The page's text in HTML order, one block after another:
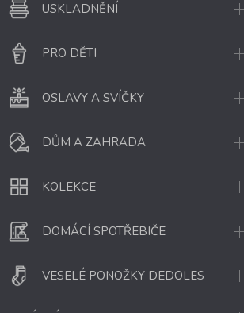
USKLADNĚNÍ
PRO DĚTI
OSLAVY A SVÍČKY
DŮM A ZAHRADA
KOLEKCE
DOMÁCÍ SPOTŘEBIČE
VESELÉ PONOŽKY DEDOLES